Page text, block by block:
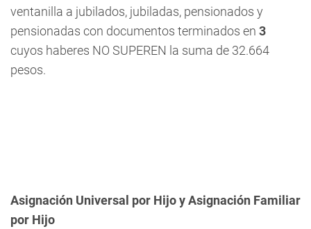
ventanilla a jubilados, jubiladas, pensionados y
pensionadas con documentos terminados en 3
cuyos haberes NO SUPEREN la suma de 32.664
pesos.
Asignación Universal por Hijo y Asignación Familiar
por Hijo